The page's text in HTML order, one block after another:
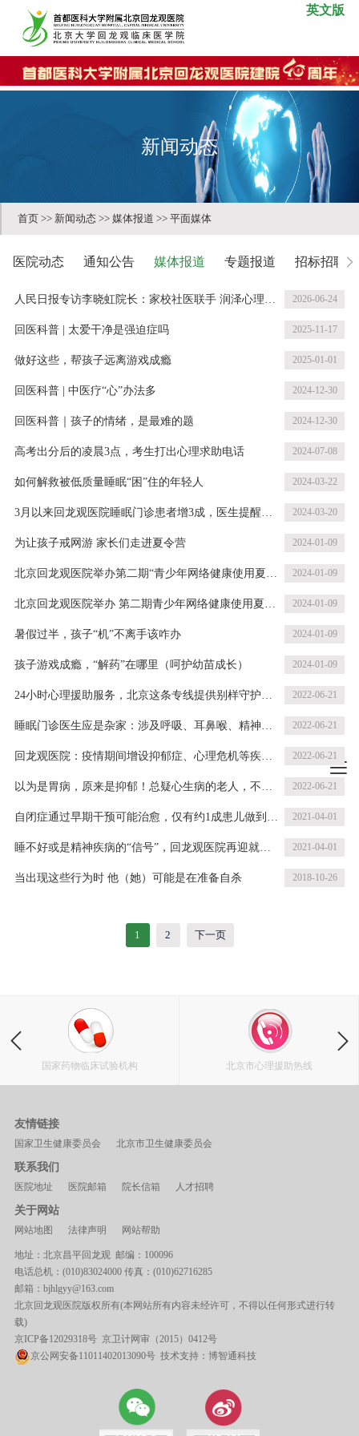
英文版
新闻动态
医院动态 通知公告 媒体报道 专题报道 招标招聘
首页 >> 新闻动态 >> 媒体报道 >> 平面媒体
人民日报专访李晓虹院长：家校社医联手 润泽心理健
2026-06-24
回医科普 | 太爱干净是强迫症吗 2025-11-17
做好这些，帮孩子远离游戏成瘾 2025-01-01
回医科普 | 中医疗“心”办法多 2024-12-30
回医科普｜孩子的情绪，是最难的题 2024-12-30
高考出分后的凌晨3点，考生打出心理求助电话 2024-07-08
如何解救被低质量睡眠“困”住的年轻人 2024-03-22
3月以来回龙观医院睡眠门诊患者增3成，医生提醒
2024-03-20
为让孩子戒网游 家长们走进夏令营 2024-01-09
北京回龙观医院举办第二期“青少年网络健康使用夏令
2024-01-09
北京回龙观医院举办 第二期青少年网络健康使用夏令
2024-01-09
暑假过半，孩子“机”不离手该咋办 2024-01-09
孩子游戏成瘾，“解药”在哪里（呵护幼苗成长） 2024-01-09
24小时心理援助服务，北京这条专线提供别样守护，
2022-06-21
睡眠门诊医生应是杂家：涉及呼吸、耳鼻喉、精神等
2022-06-21
回龙观医院：疫情期间增设抑郁症、心理危机等疾病
2022-06-21
以为是胃病，原来是抑郁！总疑心生病的老人，不妨
2022-06-21
自闭症通过早期干预可能治愈，仅有约1成患儿做到了
2021-04-01
睡不好或是精神疾病的“信号”，回龙观医院再迎就诊
2021-04-01
当出现这些行为时 他（她）可能是在准备自杀 2018-10-26
1 2 下一页
国家药物临床试验机构 北京市心理援助热线
友情链接
国家卫生健康委员会 北京市卫生健康委员会
联系我们
医院地址 医院邮箱 院长信箱 人才招聘
关于网站
网站地图 法律声明 网站帮助
地址：北京昌平回龙观 邮编：100096
电话总机：(010)83024000 传真：(010)62716285
邮箱：bjhlgyy@163.com
北京回龙观医院版权所有(本网站所有内容未经许可，不得以任何形式进行转
载)
京ICP备12029318号京卫计网审（2015）0412号
京公网安备11011402013090号 技术支持： 博智通科技